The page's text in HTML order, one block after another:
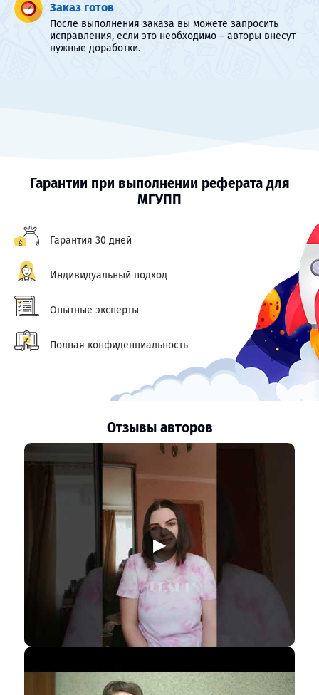
Заказ готов
После выполнения заказа вы можете запросить
исправления, если это необходимо – авторы внесут
нужные доработки.
Гарантии при выполнении реферата для
МГУПП
Гарантия 30 дней
Индивидуальный подход
Опытные эксперты
Полная конфиденциальность
Отзывы авторов
▶